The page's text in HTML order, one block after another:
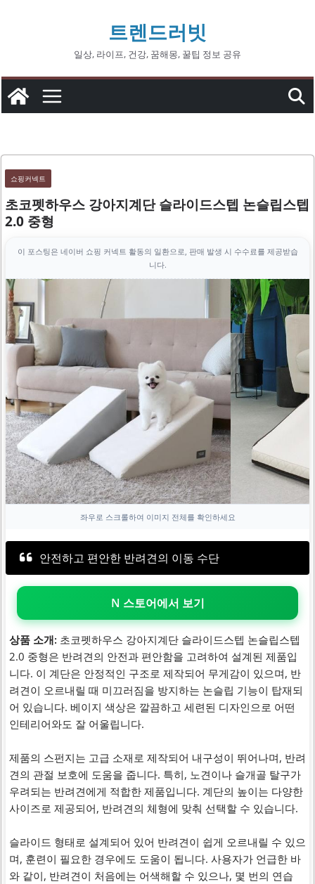
트렌드러빗
일상, 라이프, 건강, 꿈해몽, 꿀팁 정보 공유
쇼핑커넥트
초코펫하우스 강아지계단 슬라이드스텝 논슬립스텝
2.0 중형
이 포스팅은 네이버 쇼핑 커넥트 활동의 일환으로, 판매 발생 시 수수료를 제공받습
니다.
좌우로 스크롤하여 이미지 전체를 확인하세요
안전하고 편안한 반려견의 이동 수단
N 스토어에서 보기
상품 소개: 초코펫하우스 강아지계단 슬라이드스텝 논슬립스텝
2.0 중형은 반려견의 안전과 편안함을 고려하여 설계된 제품입
니다. 이 계단은 안정적인 구조로 제작되어 무게감이 있으며, 반
려견이 오르내릴 때 미끄러짐을 방지하는 논슬립 기능이 탑재되
어 있습니다. 베이지 색상은 깔끔하고 세련된 디자인으로 어떤
인테리어와도 잘 어울립니다.
제품의 스펀지는 고급 소재로 제작되어 내구성이 뛰어나며, 반려
견의 관절 보호에 도움을 줍니다. 특히, 노견이나 슬개골 탈구가
우려되는 반려견에게 적합한 제품입니다. 계단의 높이는 다양한
사이즈로 제공되어, 반려견의 체형에 맞춰 선택할 수 있습니다.
슬라이드 형태로 설계되어 있어 반려견이 쉽게 오르내릴 수 있으
며, 훈련이 필요한 경우에도 도움이 됩니다. 사용자가 언급한 바
와 같이, 반려견이 처음에는 어색해할 수 있으나, 몇 번의 연습